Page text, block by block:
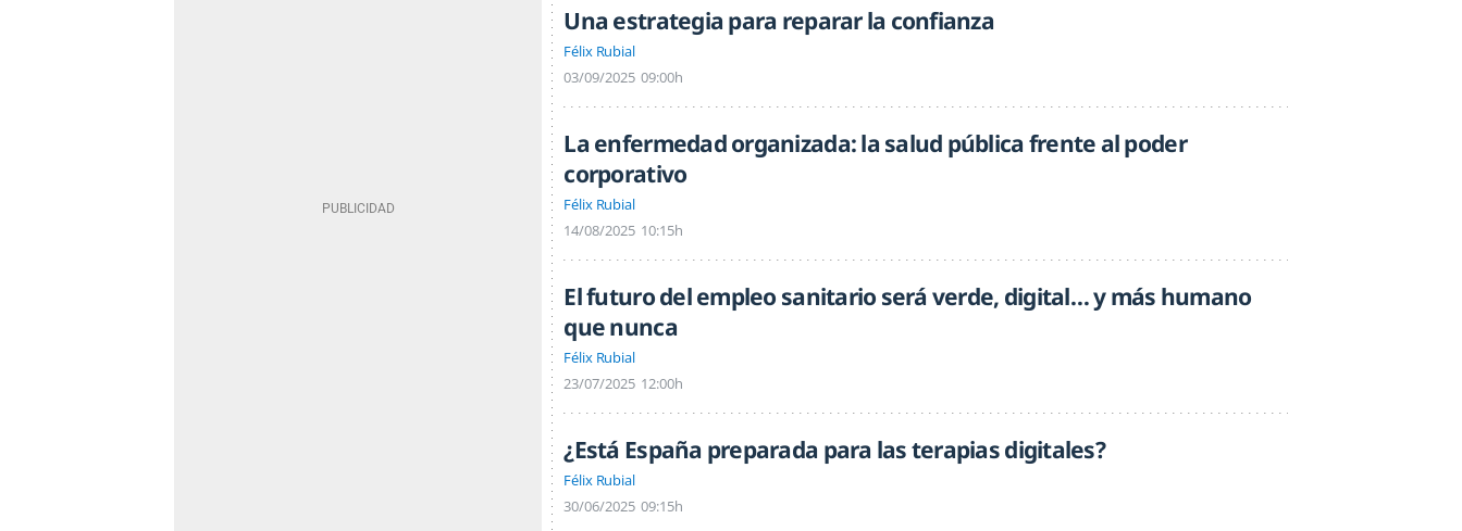
Una estrategia para reparar la confianza
Félix Rubial
03/09/2025 09:00h
La enfermedad organizada: la salud pública frente al poder
corporativo
Félix Rubial
14/08/2025 10:15h
El futuro del empleo sanitario será verde, digital… y más humano
que nunca
Félix Rubial
23/07/2025 12:00h
¿Está España preparada para las terapias digitales?
Félix Rubial
30/06/2025 09:15h